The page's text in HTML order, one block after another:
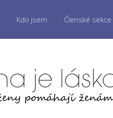
Kdo jsem Členské sekce